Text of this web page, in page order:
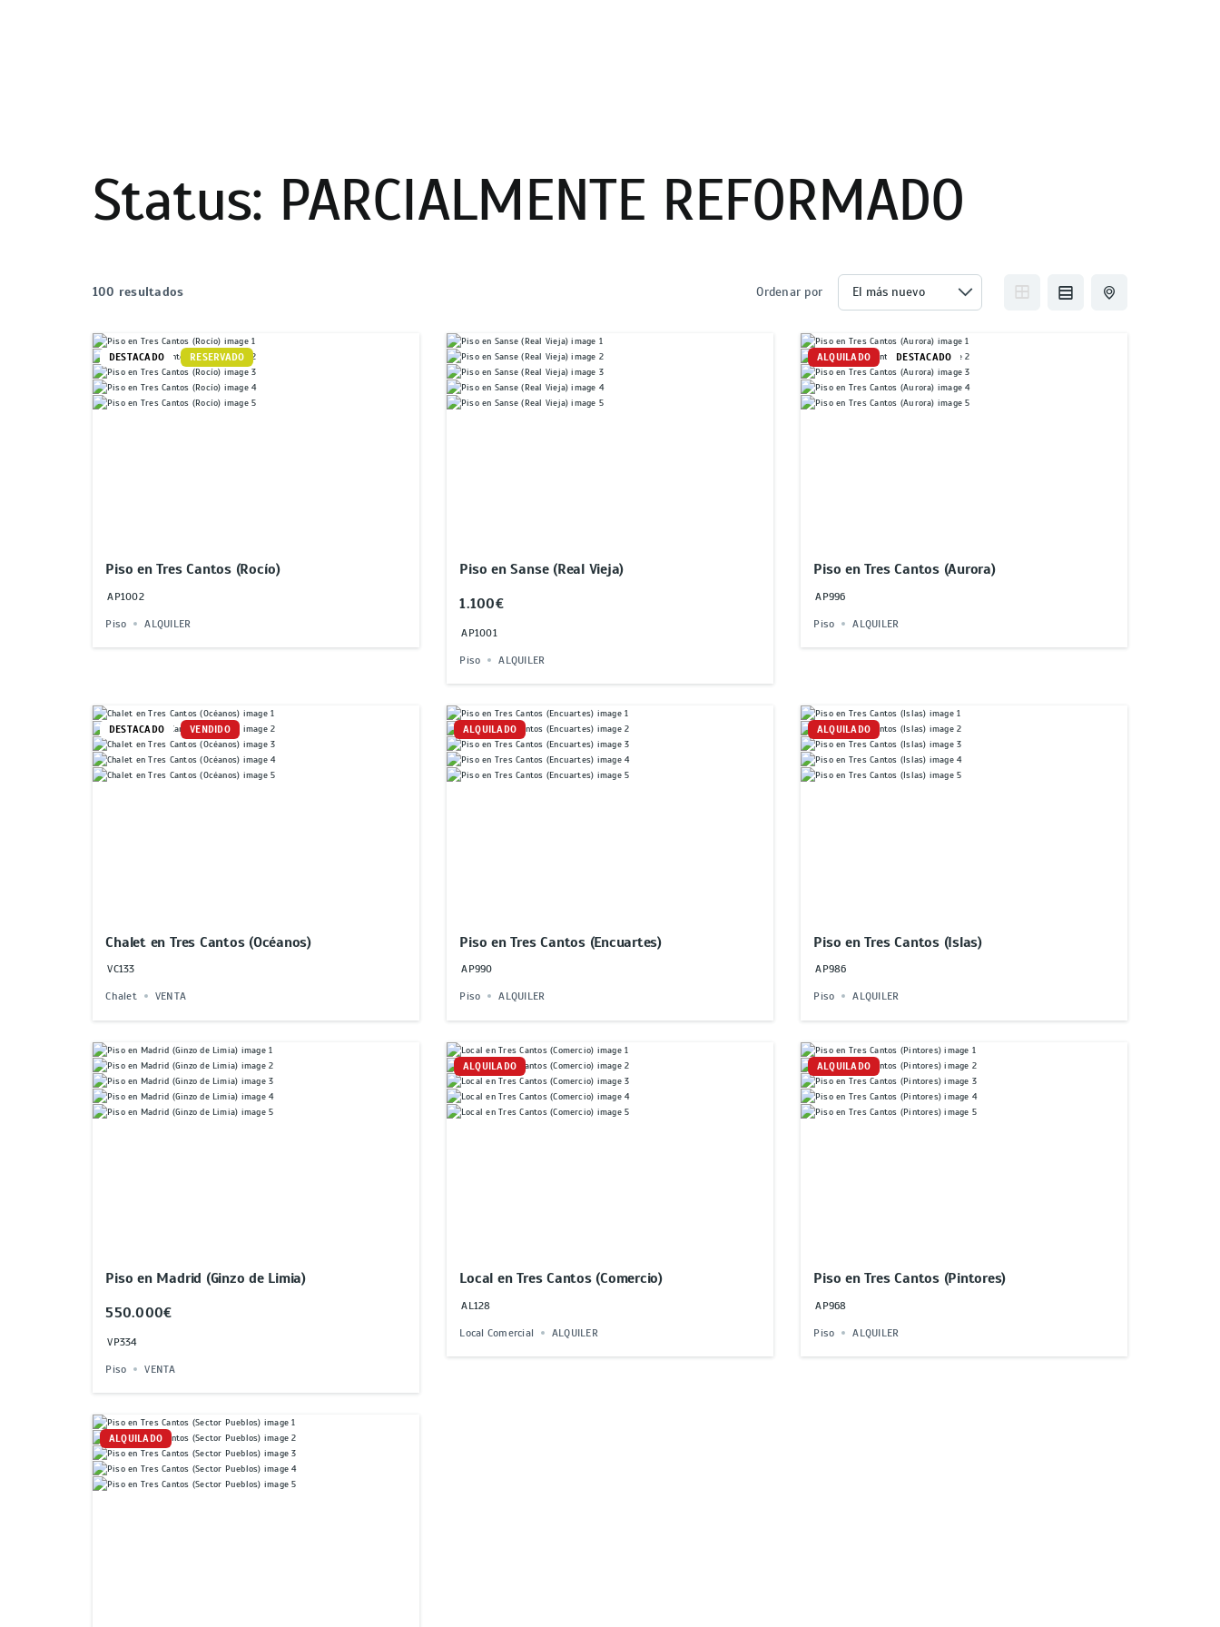
Status: PARCIALMENTE REFORMADO
100 resultados Ordenar por
DESTACADO RESERVADO
Piso en Tres Cantos (Rocío)
AP1002
Piso ALQUILER
Piso en Sanse (Real Vieja)
1.100€
AP1001
Piso ALQUILER
ALQUILADO DESTACADO
Piso en Tres Cantos (Aurora)
AP996
Piso ALQUILER
DESTACADO VENDIDO
Chalet en Tres Cantos (Océanos)
VC133
Chalet VENTA
ALQUILADO
Piso en Tres Cantos (Encuartes)
AP990
Piso ALQUILER
ALQUILADO
Piso en Tres Cantos (Islas)
AP986
Piso ALQUILER
Piso en Madrid (Ginzo de Limia)
550.000€
VP334
Piso VENTA
ALQUILADO
Local en Tres Cantos (Comercio)
AL128
Local Comercial ALQUILER
ALQUILADO
Piso en Tres Cantos (Pintores)
AP968
Piso ALQUILER
ALQUILADO